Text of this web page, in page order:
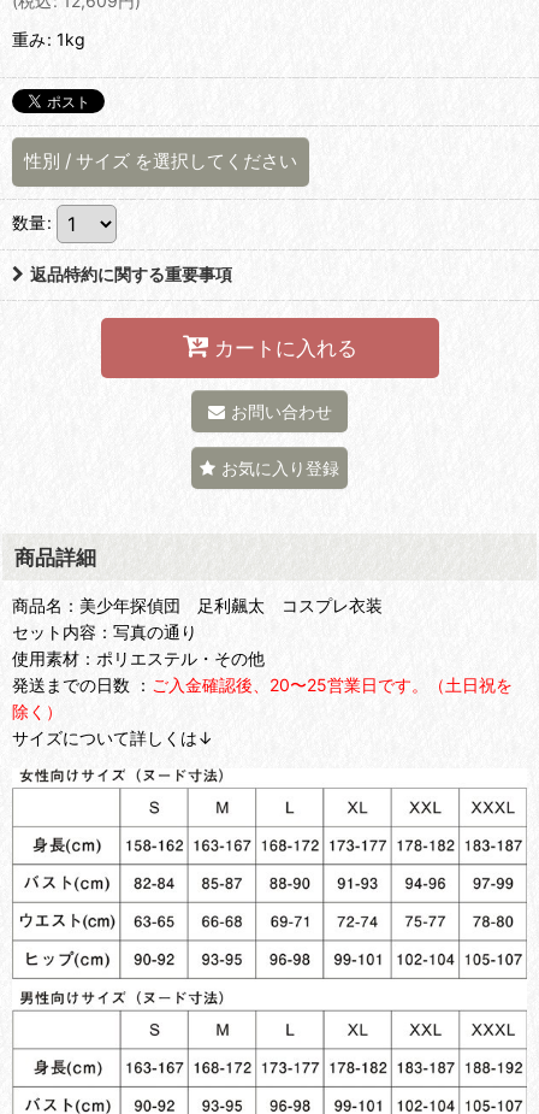
重み: 1kg
性別 / サイズ を選択してください
数量:
返品特約に関する重要事項
カートに入れる
お問い合わせ
お気に入り登録
商品詳細
商品名：美少年探偵団 足利飆太 コスプレ衣装
セット内容：写真の通り
使用素材：ポリエステル・その他
発送までの日数 ： ご入金確認後、20〜25営業日です。（土日祝を
除く）
サイズについて詳しくは↓